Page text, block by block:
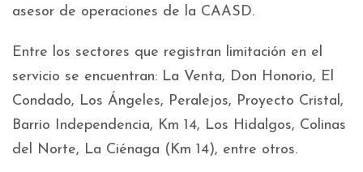
asesor de operaciones de la CAASD.
Entre los sectores que registran limitación en el
servicio se encuentran: La Venta, Don Honorio, El
Condado, Los Ángeles, Peralejos, Proyecto Cristal,
Barrio Independencia, Km 14, Los Hidalgos, Colinas
del Norte, La Ciénaga (Km 14), entre otros.